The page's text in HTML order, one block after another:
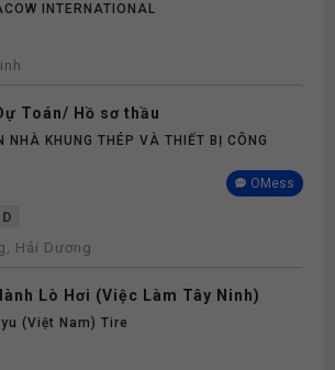
INTERNATIONAL
Toán/ Hồ sơ thầu
NHÀ KHUNG THÉP VÀ THIẾT BỊ CÔNG
OMess
Hải Dương
Lò Hơi (Việc Làm Tây Ninh)
(Việt Nam) Tire